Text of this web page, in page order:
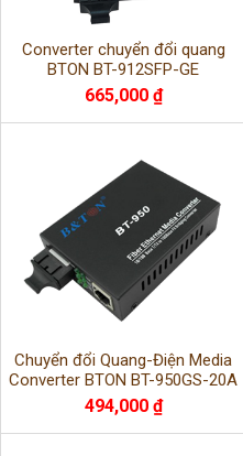
Converter chuyển đổi quang
BTON BT-912SFP-GE
665,000 ₫
Chuyển đổi Quang-Điện Media
Converter BTON BT-950GS-20A
494,000 ₫